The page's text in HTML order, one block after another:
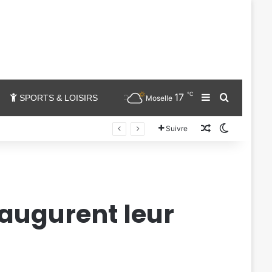
SPORTS & LOISIRS Moselle 17℃ SidebarChercher
Suivre Un article au
leur